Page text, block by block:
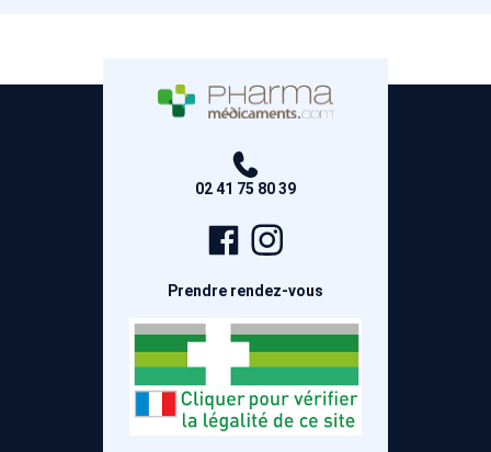
02 41 75 80 39
Page
Facebook
Prendre rendez-vous